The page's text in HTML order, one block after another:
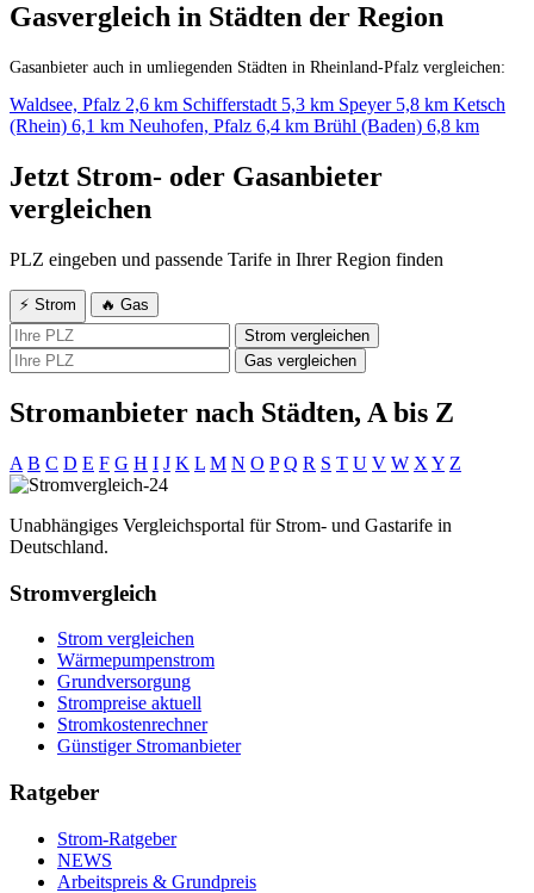
Gasvergleich in Städten der Region
Gasanbieter auch in umliegenden Städten in Rheinland-Pfalz vergleichen:
Waldsee, Pfalz 2,6 km Schifferstadt 5,3 km Speyer 5,8 km Ketsch
(Rhein) 6,1 km Neuhofen, Pfalz 6,4 km Brühl (Baden) 6,8 km
Jetzt Strom- oder Gasanbieter
vergleichen
PLZ eingeben und passende Tarife in Ihrer Region finden
⚡ Strom
🔥 Gas
Strom vergleichen
Gas vergleichen
Stromanbieter nach Städten, A bis Z
A B C D E F G H I J K L M N O P Q R S T U V W X Y Z
Unabhängiges Vergleichsportal für Strom- und Gastarife in
Deutschland.
Stromvergleich
Strom vergleichen
Wärmepumpenstrom
Grundversorgung
Strompreise aktuell
Stromkostenrechner
Günstiger Stromanbieter
Ratgeber
Strom-Ratgeber
NEWS
Arbeitspreis & Grundpreis